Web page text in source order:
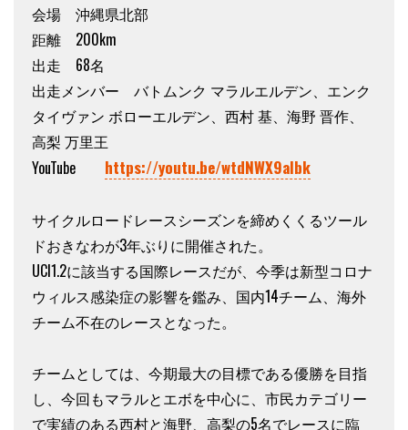
会場 沖縄県北部
距離 200km
出走 68名
出走メンバー バトムンク マラルエルデン、エンク
タイヴァン ボローエルデン、西村 基、海野 晋作、
高梨 万里王
YouTube https://youtu.be/wtdNWX9albk
サイクルロードレースシーズンを締めくくるツール
ドおきなわが3年ぶりに開催された。
UCI1.2に該当する国際レースだが、今季は新型コロナ
ウィルス感染症の影響を鑑み、国内14チーム、海外
チーム不在のレースとなった。
チームとしては、今期最大の目標である優勝を目指
し、今回もマラルとエボを中心に、市民カテゴリー
で実績のある西村と海野、高梨の5名でレースに臨